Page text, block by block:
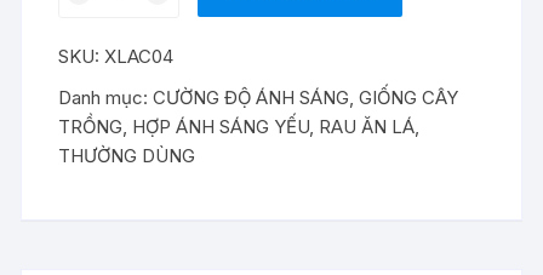
xà
lách
Oakleaf
lá
SKU:XLAC04
Danh mục:CƯỜNG ĐỘ ÁNH SÁNG,GIỐNG CÂY
TRỒNG, HỢP ÁNH SÁNG YẾU, RAU ĂN LÁ,
THƯỜNG DÙNG